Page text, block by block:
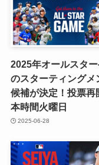
2025年オールスタ
のスターティングメ
候補が決定！投票再
本時間火曜日
2025-06-28